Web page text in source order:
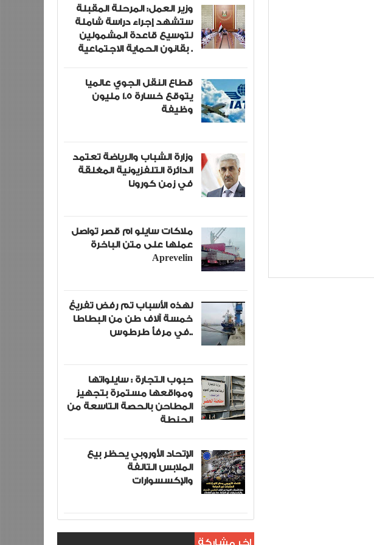
وزير العمل: المرحلة المقبلة
ستشهد إجراء دراسة شاملة
لتوسيع قاعدة المشمولين
بقانون الحماية الاجتماعية .
قطاع النقل الجوي عالميا
يتوقع خسارة 1.5 مليون
وظيفة
وزارة الشباب والرياضة تعتمد
الدائرة التلفزيونية المغلقة
في زمن كورونا
ملاكات سايلو ام قصر تواصل
عملها على متن الباخرة
Aprevelin
لهذه الأسباب تم رفض تفريغ
خمسة آلاف طن من البطاطا
في مرفأ طرطوس..
حبوب التجارة : سايلواتها
ومواقعها مستمرة بتجهيز
المطاحن بالحصة التاسعة من
الحنطة
الإتحاد الأوروبي يحظر بيع
الملابس التالفة
والإكسسوارات